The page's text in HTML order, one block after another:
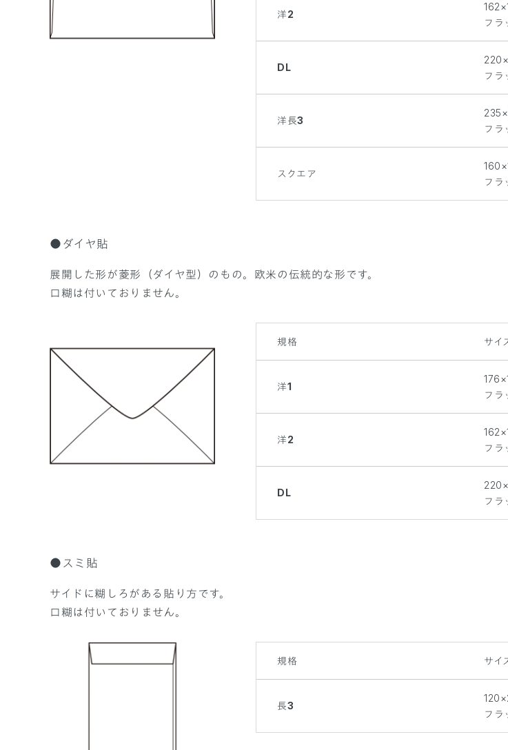
洋2
フラ
DL
フラ
洋長3
フラ
スクエア
フラ
●ダイヤ貼
展開した形が菱形（ダイヤ型）のもの。欧米の伝統的な形です。
口糊は付いておりません。
規格 サイ
洋1
フラ
洋2
フラ
DL
フラ
●スミ貼
サイドに糊しろがある貼り方です。
口糊は付いておりません。
規格 サイ
長3
フラ